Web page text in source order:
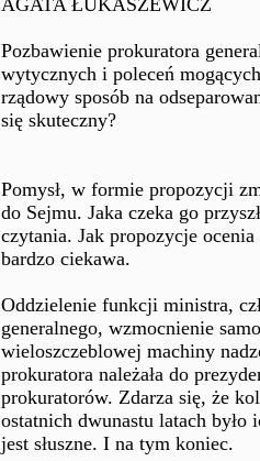
AGATA ŁUKASZEWICZ
Pozbawienie prokuratora
wytycznych i poleceń
rządowy sposób na
się skuteczny?
Pomysł, w formie propozycji
do Sejmu. Jaka czeka go
czytania. Jak propozycje
bardzo ciekawa.
Oddzielenie funkcji ministra,
generalnego, wzmocnienie
wieloszczeblowej machiny
prokuratora należała do
prokuratorów. Zdarza się, że
ostatnich dwunastu latach
jest słuszne. I na tym koniec.